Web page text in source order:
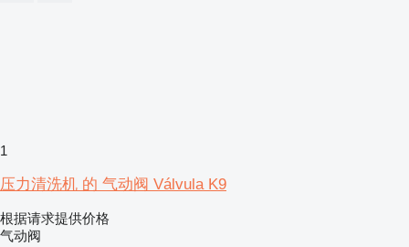
1
压力清洗机 的 气动阀 Válvula K9
根据请求提供价格
气动阀